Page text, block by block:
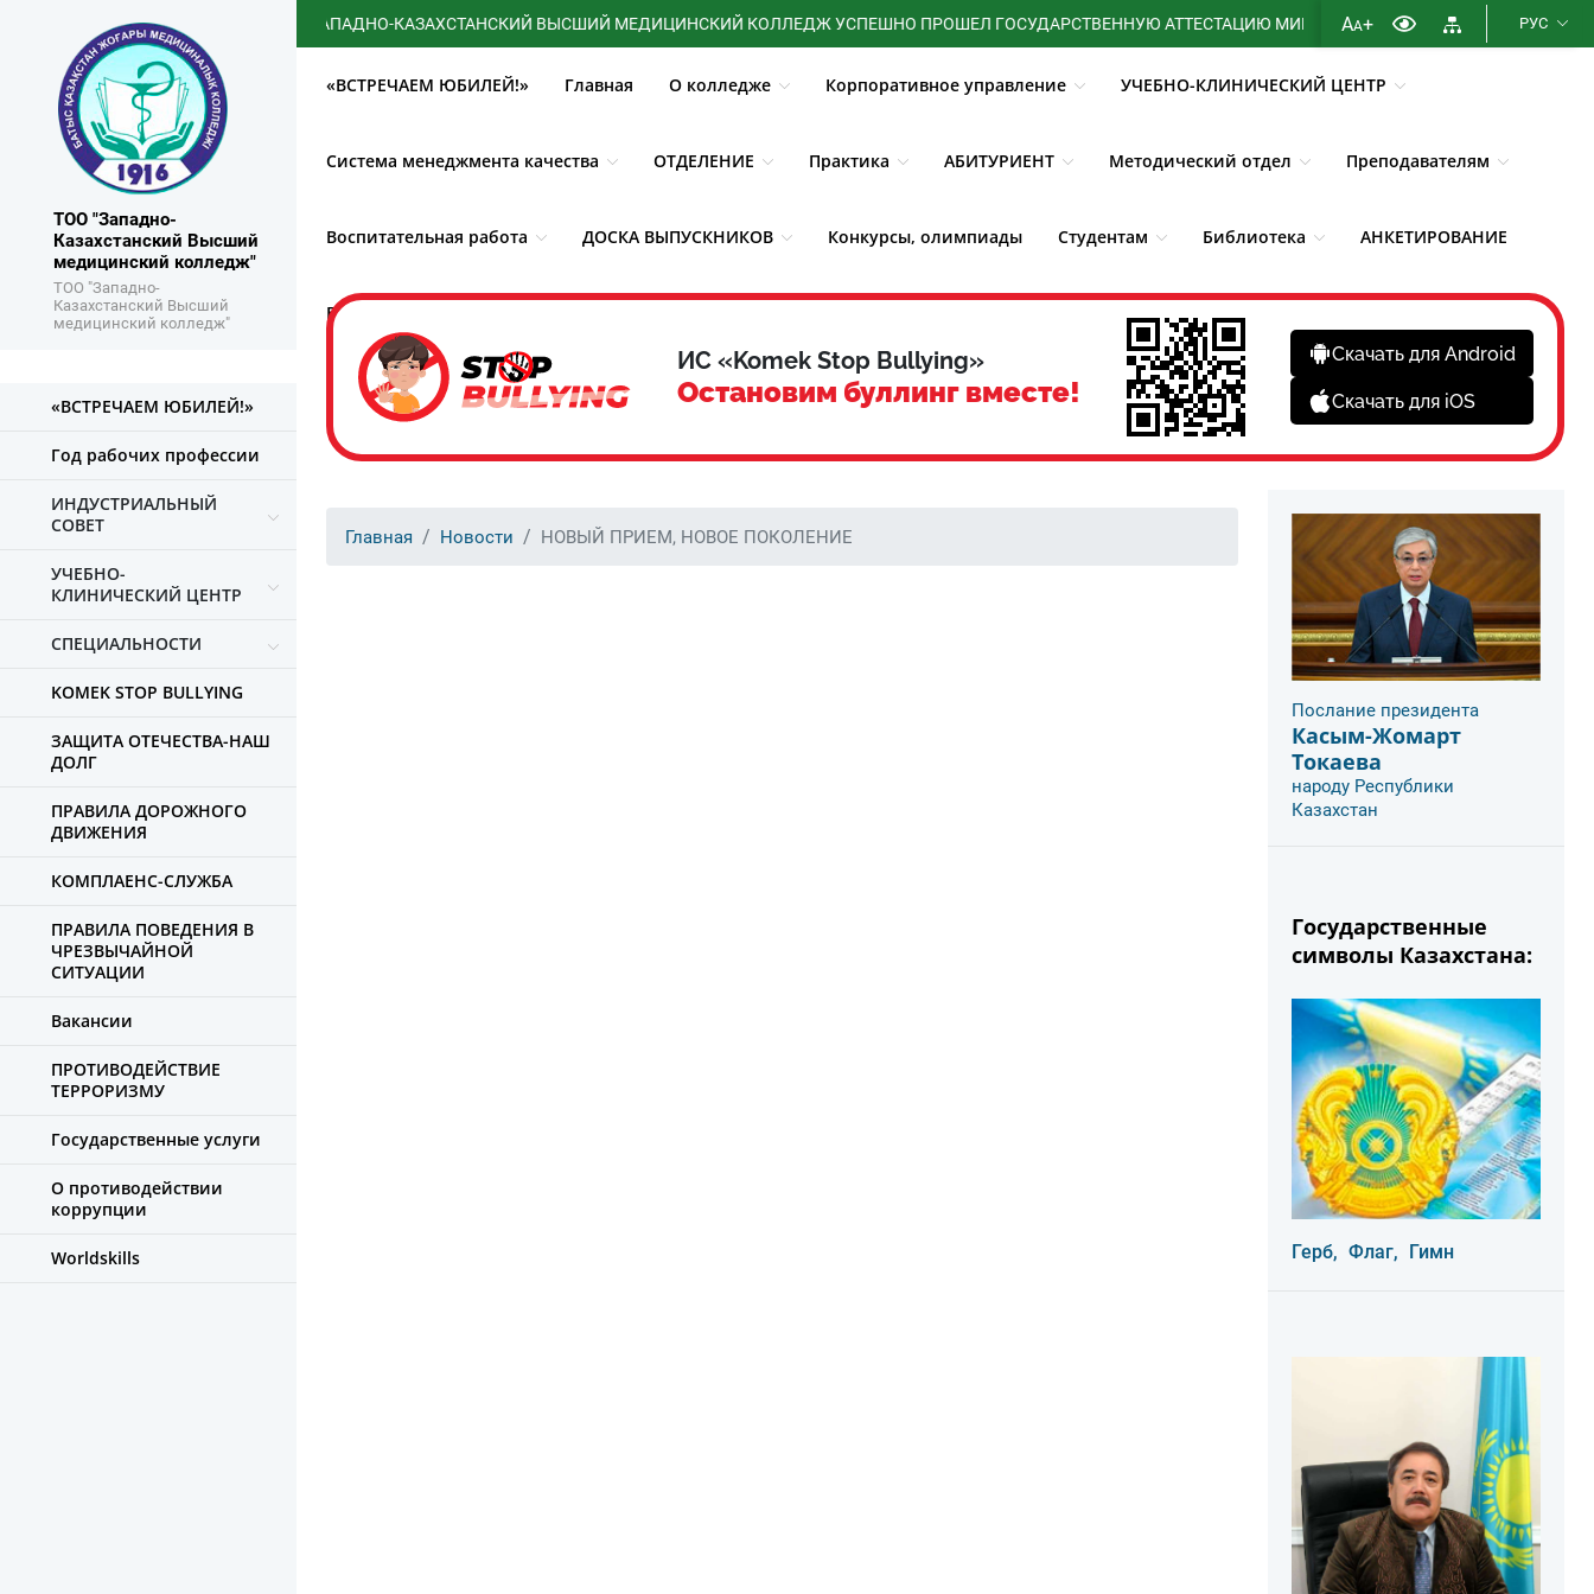
ТОО "Западно-
Казахстанский Высший
медицинский колледж"
ТОО "Западно-
Казахстанский Высший
медицинский колледж"
ЗАПАДНО-КАЗАХСТАНСКИЙ ВЫСШИЙ МЕДИЦИНСКИЙ КОЛЛЕДЖ УСПЕШНО ПРОШЕЛ ГОСУДАРСТВЕННУЮ АТТЕСТАЦИЮ МИНИСТЕРСТВА ЗДРАВООХРАНЕНИЯ
AA+ РУС
«ВСТРЕЧАЕМ ЮБИЛЕЙ!» Главная О колледже Корпоративное управление УЧЕБНО-КЛИНИЧЕСКИЙ ЦЕНТР
Система менеджмента качества ОТДЕЛЕНИЕ Практика АБИТУРИЕНТ Методический отдел Преподавателям
Воспитательная работа ДОСКА ВЫПУСКНИКОВ Конкурсы, олимпиады Студентам Библиотека АНКЕТИРОВАНИЕ
Борьба с коррупцией
«ВСТРЕЧАЕМ ЮБИЛЕЙ!»
Год рабочих профессии
ИНДУСТРИАЛЬНЫЙ
СОВЕТ
УЧЕБНО-
КЛИНИЧЕСКИЙ ЦЕНТР
СПЕЦИАЛЬНОСТИ
KOMEK STOP BULLYING
ЗАЩИТА ОТЕЧЕСТВА-НАШ
ДОЛГ
ПРАВИЛА ДОРОЖНОГО
ДВИЖЕНИЯ
КОМПЛАЕНС-СЛУЖБА
ПРАВИЛА ПОВЕДЕНИЯ В
ЧРЕЗВЫЧАЙНОЙ
СИТУАЦИИ
Вакансии
ПРОТИВОДЕЙСТВИЕ
ТЕРРОРИЗМУ
Государственные услуги
О противодействии
коррупции
Worldskills
ИС «Komek Stop Bullying»
Остановим буллинг вместе!
Скачать для Android
Скачать для iOS
Главная Новости НОВЫЙ ПРИЕМ, НОВОЕ ПОКОЛЕНИЕ
Послание президента
Касым-Жомарт
Токаева
народу Республики
Казахстан
Государственные
символы Казахстана:
Герб, Флаг, Гимн